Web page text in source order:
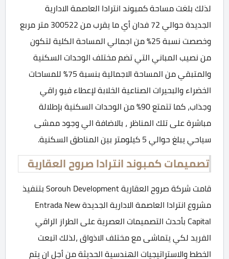
لذلك بلغت مساحة كمبوند انترادا العاصمة الادارية
الجديدة حوالي 72 فدان أي ما يقرب من 300522 متر مربع
وخصصت نسبة 25% من اجمالي المساحة الكلية لتكون
من نصيب المباني التي تضم مختلف الوحدات السكنية
والمتبقي من المساحة الاجمالية بنسبة 75% للمساحات
الخضراء والبحيرات الصناعية الخلابة لإعطاء فيو راقي
وجذاب، كما تتمتع 90% من الوحدات السكنية بإطلالة
مباشرة على تلك المناظر ، بالاضافة الي وجود ممشى
سياحي يبلغ حوالي 5 كيلومتر بين المناطق السكنية.
تصميمات كمبوند انترادا صروح العقارية
قامت شركة صروح العقارية Sorouh Development بتنفيذ
مشروع انترادا العاصمة الادارية الجديدة Entrada New
Capital بأحدث التصميمات العصرية على الطراز الراقي
الفريد لكي يتماشى مع مختلف الاذواق ،لذلك اتبعت
الخطط والاستراتيجيات الهندسية الحديثة من أجل ان يتم